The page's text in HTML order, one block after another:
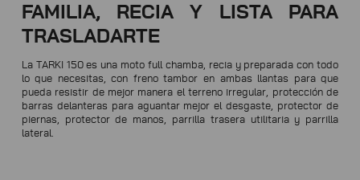
FAMILIA, RECIA Y LISTA PARA
TRASLADARTE
La TARKI 150 es una moto full chamba, recia y preparada con todo
lo que necesitas, con freno tambor en ambas llantas para que
pueda resistir de mejor manera el terreno irregular, protección de
barras delanteras para aguantar mejor el desgaste, protector de
piernas, protector de manos, parrilla trasera utilitaria y parrilla
lateral.